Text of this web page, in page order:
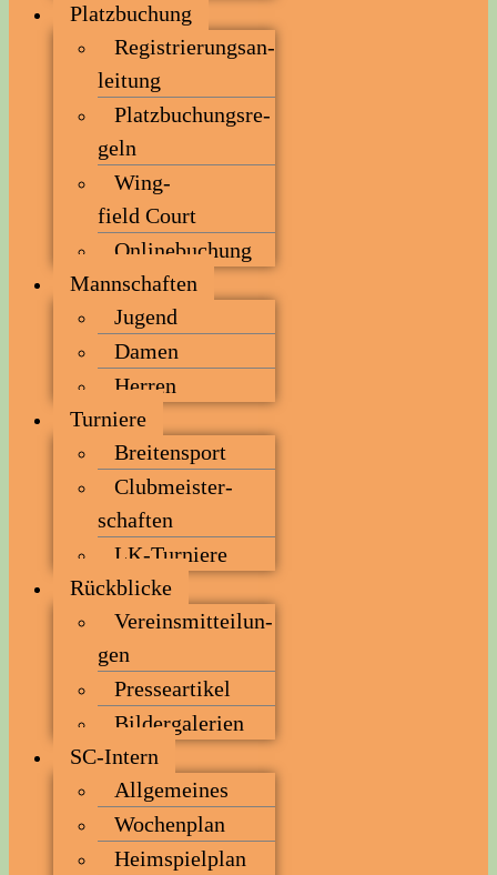
Platz­bu­chung
Regis­trie­rungs­an­
lei­tung
Platz­bu­chungs­re­
geln
Wing­
field Court
Online­bu­chung
Mann­schaf­ten
Jugend
Damen
Her­ren
Tur­nie­re
Brei­ten­sport
Club­meis­ter­
schaf­ten
LK-Tur­nie­re
Rück­bli­cke
Ver­eins­mit­tei­lun­
gen
Pres­se­ar­ti­kel
Bil­der­ga­le­rien
SC-Intern
All­ge­mei­nes
Wochen­plan
Heim­spiel­plan